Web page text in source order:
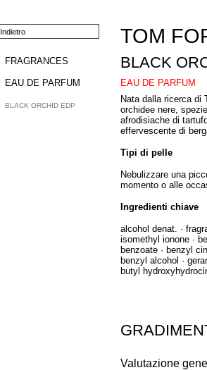
Indietro
FRAGRANCES
EAU DE PARFUM
BLACK ORCHID EDP
TOM
BLACK
EAU DE PARFUM
Nata dalla ricerca di
orchidee nere,
afrodisiache di
effervescente di
Tipi di pelle
Nebulizzare una
momento o alle
Ingredienti chiave
alcohol denat. ·
isomethyl ionone ·
benzoate · benzyl
benzyl alcohol ·
butyl
Valutazione